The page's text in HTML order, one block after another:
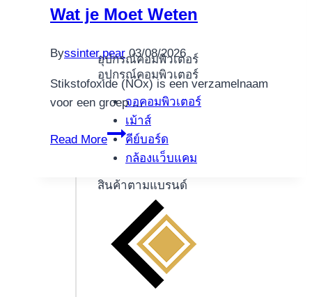
อุปกรณ์คอมพิวเตอร์
อุปกรณ์คอมพิวเตอร์
จอคอมพิวเตอร์
เม้าส์
คีย์บอร์ด
กล้องแว็บแคม
สินค้าตามแบรนด์
Wat je Moet Weten
Byssinter.pear 03/08/2026
Stikstofoxide (NOx) is een verzamelnaam
voor een groep …
Read More
Het
Effect
Stikstofoxide:
Moet
Weten